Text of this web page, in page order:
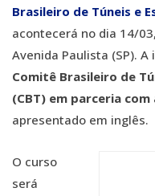
Brasileiro de Túneis e
acontecerá no dia 14/
Avenida Paulista (SP). A
Comitê Brasileiro de
(CBT) em parceria com
apresentado em inglês.
O curso
será